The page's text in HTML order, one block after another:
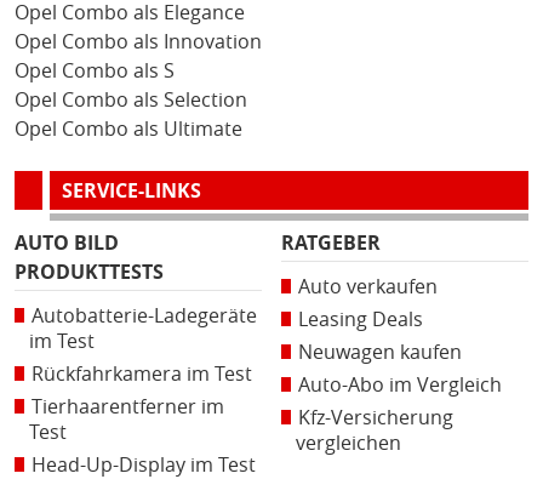
Opel Combo als Elegance
Opel Combo als Innovation
Opel Combo als S
Opel Combo als Selection
Opel Combo als Ultimate
SERVICE-LINKS
AUTO BILD
PRODUKTTESTS
Autobatterie-Ladegeräte
im Test
Rückfahrkamera im Test
Tierhaarentferner im
Test
Head-Up-Display im Test
RATGEBER
Auto verkaufen
Leasing Deals
Neuwagen kaufen
Auto-Abo im Vergleich
Kfz-Versicherung
vergleichen